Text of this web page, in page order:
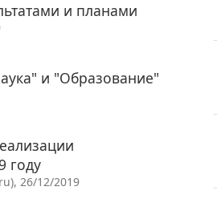
и планами
и "Образование"
году
26/12/2019